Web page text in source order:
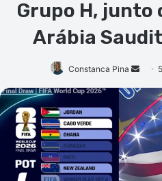
Grupo H, junto
Arábia
Constanca Pina
mail